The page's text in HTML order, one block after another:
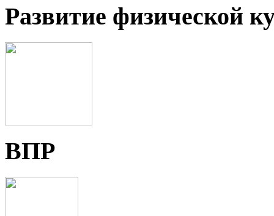
Развитие физической
ВПР